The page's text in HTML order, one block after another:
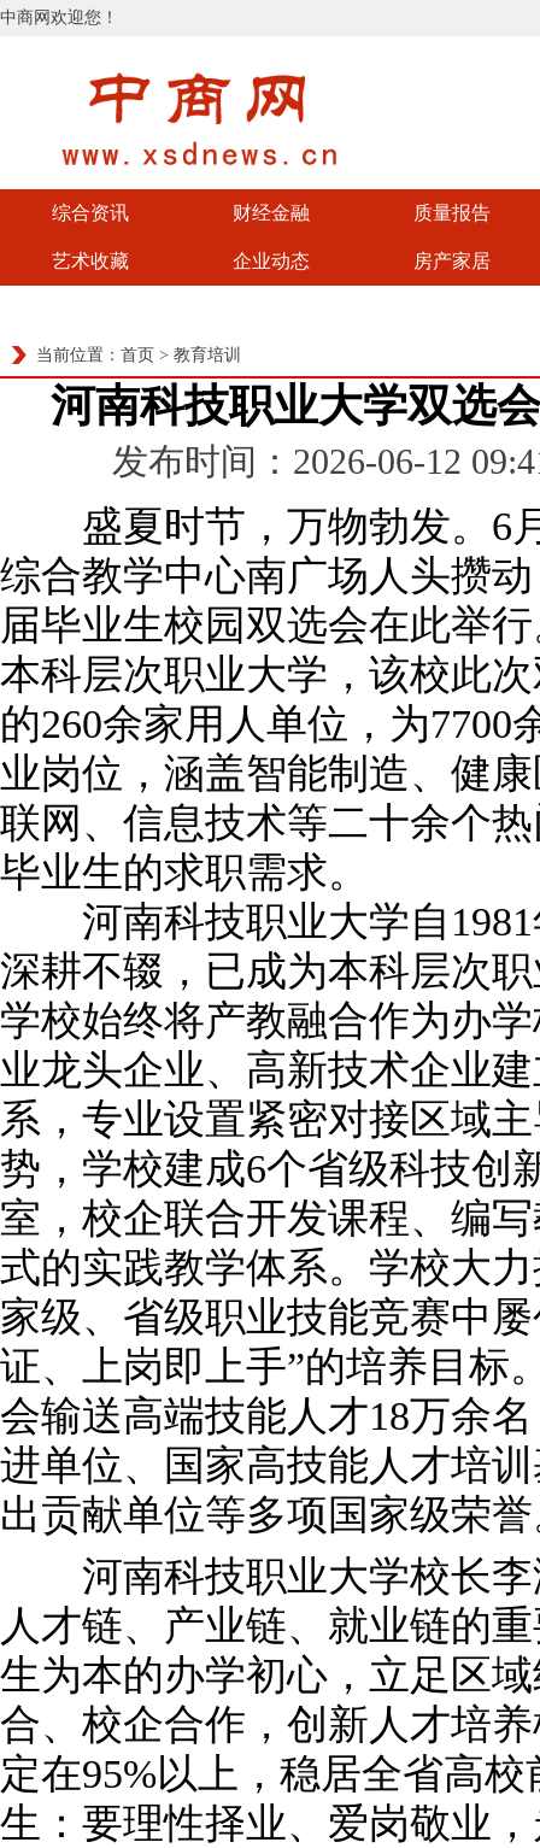
中商网欢迎您！
综合资讯 财经金融 质量报告
艺术收藏 企业动态 房产家居
当前位置： 首页 > 教育培训
河南科技职业大学双选
发布时间：2026-06-12
盛夏时节，万物勃发。6
综合教学中心南广场人头攒
届毕业生校园双选会在此举
本科层次职业大学，该校此
的260余家用人单位，为
业岗位，涵盖智能制造、健
联网、信息技术等二十余个
毕业生的求职需求。
河南科技职业大学自1981
深耕不辍，已成为本科层次
学校始终将产教融合作为办
业龙头企业、高新技术企业
系，专业设置紧密对接区域
势，学校建成6个省级科技创
室，校企联合开发课程、编
式的实践教学体系。学校大
家级、省级职业技能竞赛中
证、上岗即上手”的培养目标
会输送高端技能人才18万余
进单位、国家高技能人才培
出贡献单位等多项国家级荣
河南科技职业大学校长李
人才链、产业链、就业链的
生为本的办学初心，立足区
合、校企合作，创新人才培
定在95%以上，稳居全省高
生：要理性择业、爱岗敬业